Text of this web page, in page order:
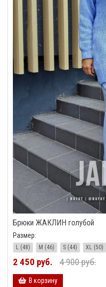
Брюки ЖАКЛИН голубой
Размер:
L (48) M (46) S (44) XL (50)
2 450 руб. 4 900 руб.
В корзину